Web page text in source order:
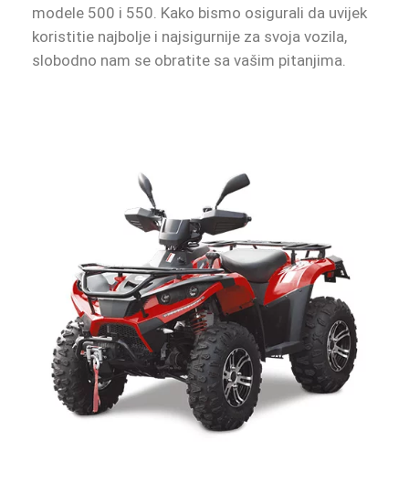
modele 500 i 550. Kako bismo osigurali da uvijek
koristitie najbolje i najsigurnije za svoja vozila,
slobodno nam se obratite sa vašim pitanjima.